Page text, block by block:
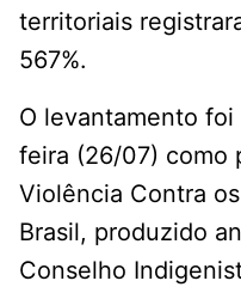
territoriais
567%.
O levantamento
feira (26/07) como
Violência Contra
Brasil, produzido
Conselho